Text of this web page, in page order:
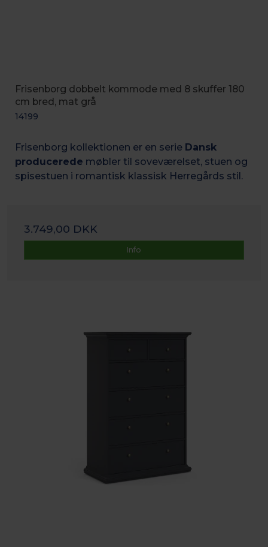
Frisenborg dobbelt kommode med 8 skuffer 180
cm bred, mat grå
14199
Frisenborg kollektionen er en serie Dansk
producerede møbler til soveværelset, stuen og
spisestuen i romantisk klassisk Herregårds stil.
3.749,00 DKK
Info